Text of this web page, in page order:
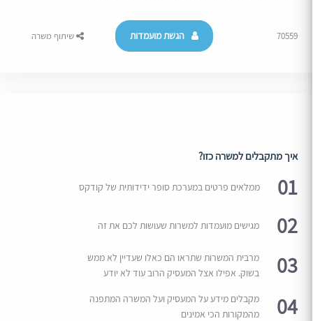
70559 הגשת מועמדות שיתוף משרה
איך מתקבלים למשרה כזו?
01 ממלאים פרטים במערכת סופר ידידותית של קודקס
02 מגישים מועמדות למשרות שעושות לכם את זה
03
מרבית המשרות שתראו הם כאלו שעדיין לא ממש
בשוק. אפילו אצל המעסיק הרוב עוד לא יודע
04
מקבלים מידע על המעסיק ועל המשרה המתפנה
מהמקורות הכי אמינים